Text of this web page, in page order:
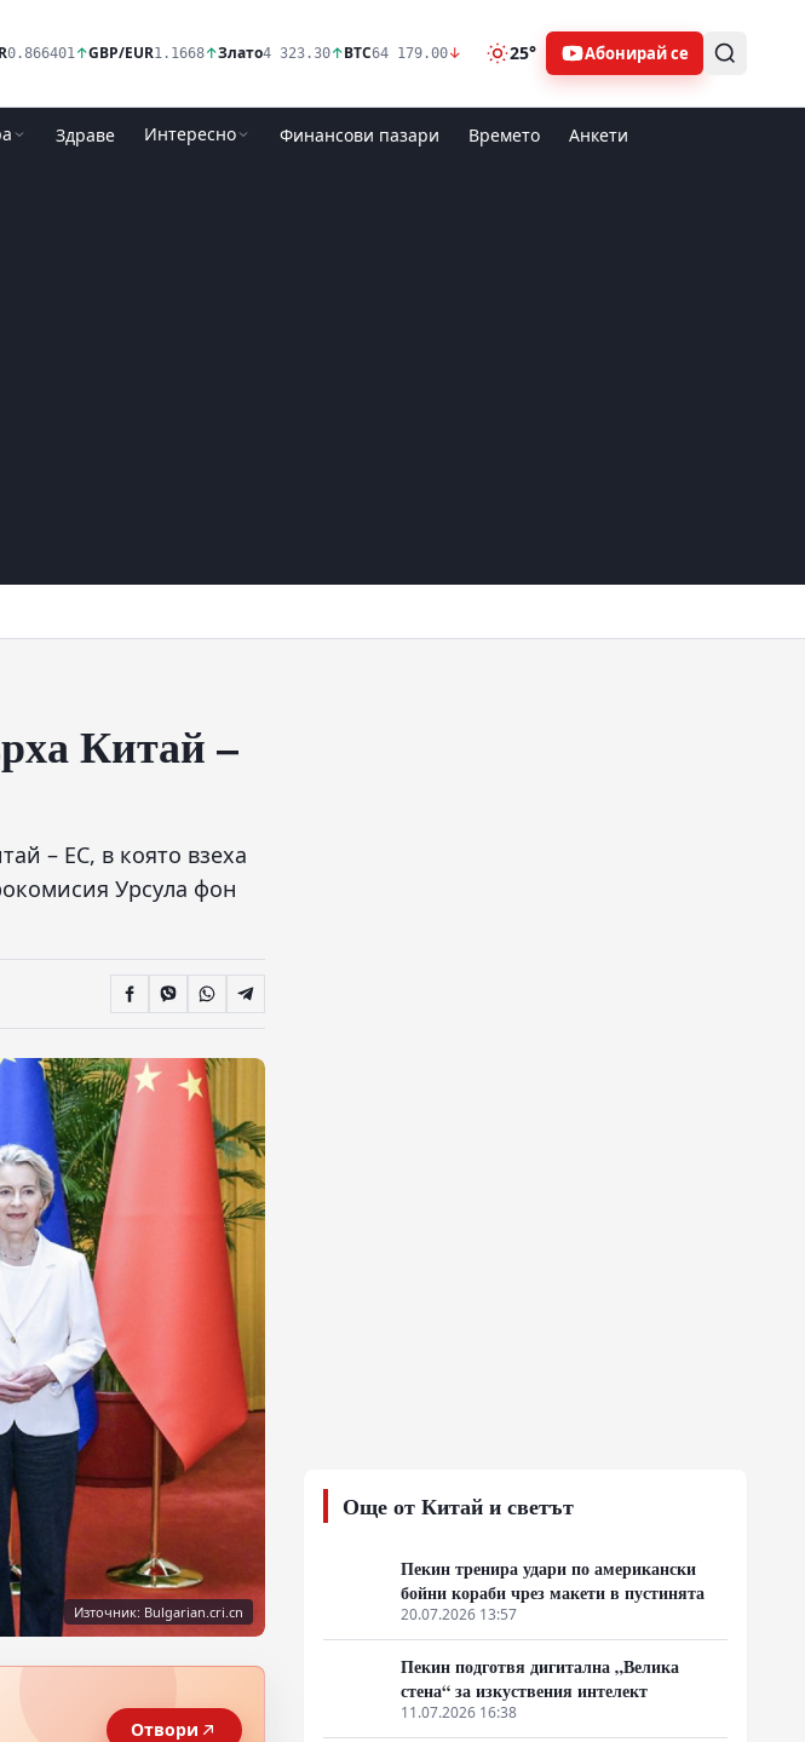
0.866401↑GBP/EUR1.1668↑Злато4 323.30↑BTC64 179.00↓ 25° Абонирай се
Здраве Интересно Финансови пазари Времето Анкети
Китай –
– ЕС, в която взеха
Урсула фон
Източник: Bulgarian.cri.cn
Отвори
Още от Китай и светът
Пекин тренира удари по американски
бойни кораби чрез макети в пустинята
20.07.2026 13:57
Пекин подготвя дигитална „Велика
стена“ за изкуствения интелект
11.07.2026 16:38